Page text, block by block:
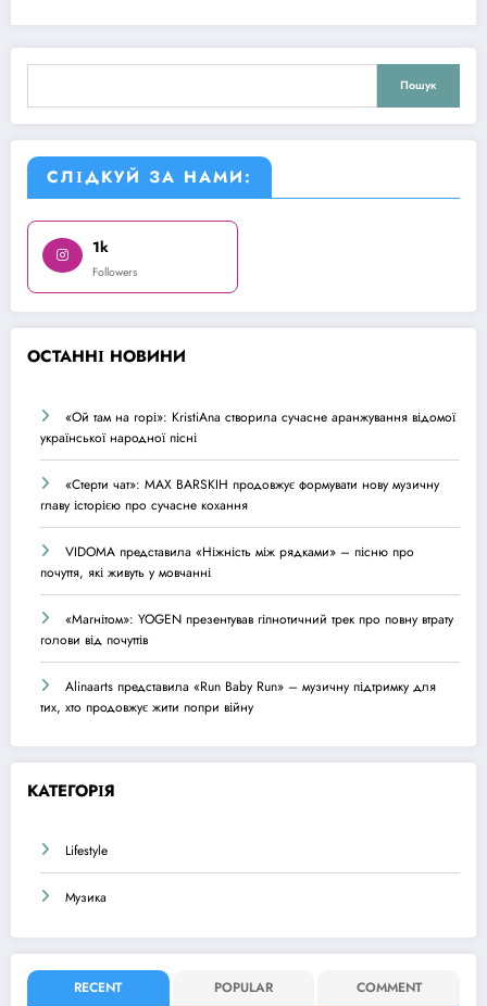
Пошук
СЛІДКУЙ ЗА НАМИ:
1k
Followers
ОСТАННІ НОВИНИ
«Ой там на горі»: KristiAna створила сучасне аранжування відомої
української народної пісні
«Стерти чат»: MAX BARSKIH продовжує формувати нову музичну
главу історією про сучасне кохання
VIDOMA представила «Ніжність між рядками» – пісню про
почуття, які живуть у мовчанні
«Магнітом»: YOGEN презентував гіпнотичний трек про повну втрату
голови від почуттів
Alinaarts представила «Run Baby Run» – музичну підтримку для
тих, хто продовжує жити попри війну
КАТЕГОРІЯ
Lifestyle
Музика
RECENT POPULAR COMMENT